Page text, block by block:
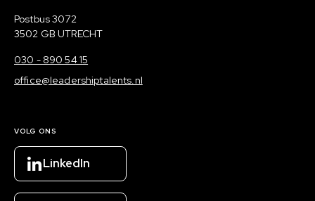
Postadres
Postbus 3072
3502 GB UTRECHT
030 - 890 54 15
office@leadershiptalents.nl
VOLG ONS
LinkedIn